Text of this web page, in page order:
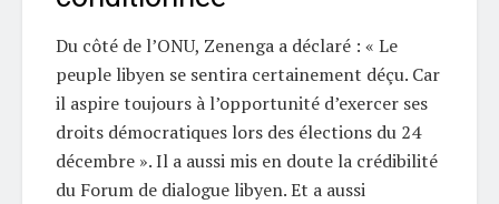
Du côté de l’ONU, Zenenga a déclaré : « Le
peuple libyen se sentira certainement déçu. Car
il aspire toujours à l’opportunité d’exercer ses
droits démocratiques lors des élections du 24
décembre ». Il a aussi mis en doute la crédibilité
du Forum de dialogue libyen. Et a aussi